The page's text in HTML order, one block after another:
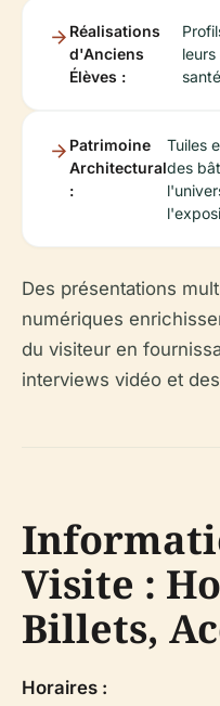
Réalisations
d'Anciens
Élèves :
Patrimoine
Architectural
:
Tuiles
des
Des présentations
numériques
du visiteur en
interviews vidéo et
Visite :
Billets,
Horaires :